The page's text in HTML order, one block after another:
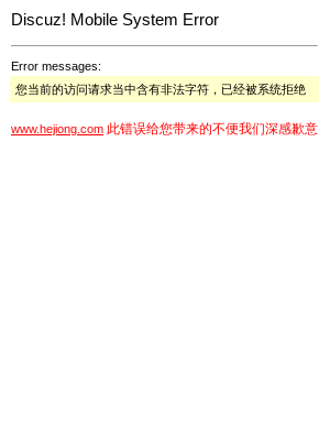
Discuz! Mobile System Error
Error messages:
您当前的访问请求当中含有非法字符，已经被系统拒绝
www.hejiong.com 此错误给您带来的不便我们深感歉意